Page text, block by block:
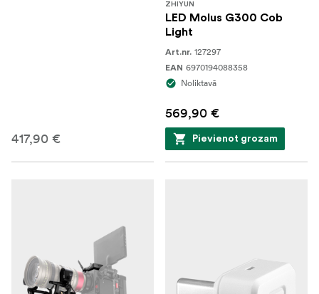
417,90 €
ZHIYUN
LED Molus G300 Cob
Light
Art.nr. 127297
EAN 6970194088358
Noliktavā
569,90 €
Pievienot grozam